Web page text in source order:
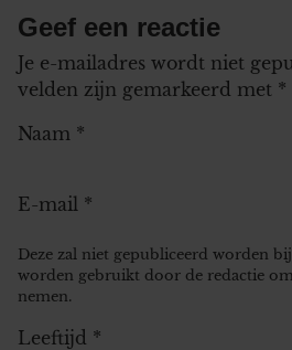
Geef een reactie
Je e-mailadres wordt niet
velden zijn gemarkeerd met *
Naam *
E-mail *
Deze zal niet gepubliceerd worden
worden gebruikt door de redactie
nemen.
Leeftijd *